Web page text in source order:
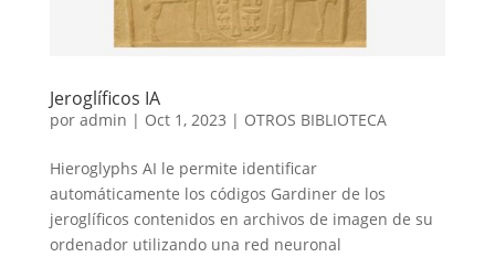
Jeroglíficos IA
por admin | Oct 1, 2023 | OTROS BIBLIOTECA
Hieroglyphs AI le permite identificar
automáticamente los códigos Gardiner de los
jeroglíficos contenidos en archivos de imagen de su
ordenador utilizando una red neuronal